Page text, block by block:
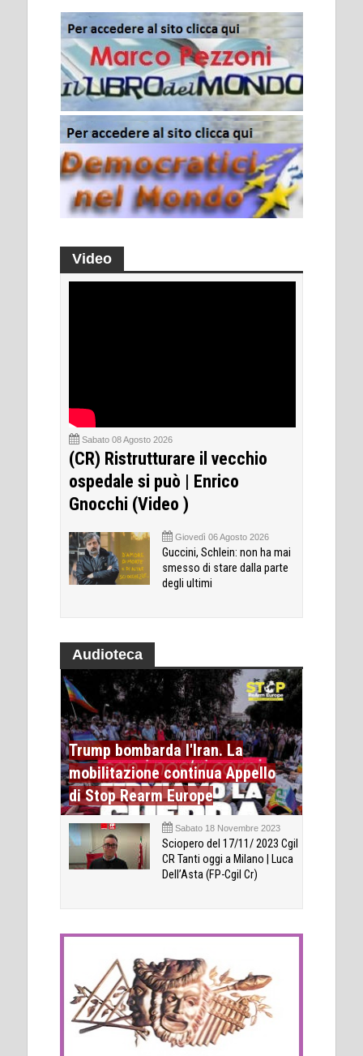
Video
Sabato 08 Agosto 2026
(CR) Ristrutturare il vecchio
ospedale si può | Enrico
Gnocchi (Video )
Giovedì 06 Agosto 2026
Guccini, Schlein: non ha mai
smesso di stare dalla parte
degli ultimi
Audioteca
Trump bombarda l'Iran. La
mobilitazione continua Appello
di Stop Rearm Europe
Sabato 18 Novembre 2023
Sciopero del 17/11/ 2023 Cgil
CR Tanti oggi a Milano | Luca
Dell’Asta (FP-Cgil Cr)